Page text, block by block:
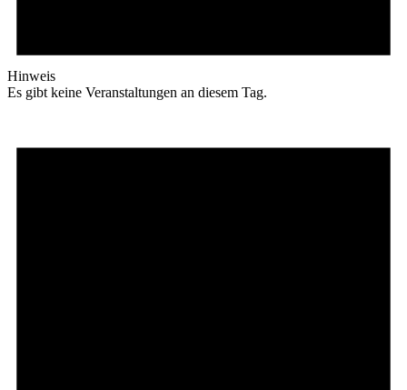
Hinweis
Es gibt keine Veranstaltungen an diesem Tag.